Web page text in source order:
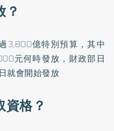
3,800億特別預算，其中
元何時發放，財政部日
就會開始發放
格？